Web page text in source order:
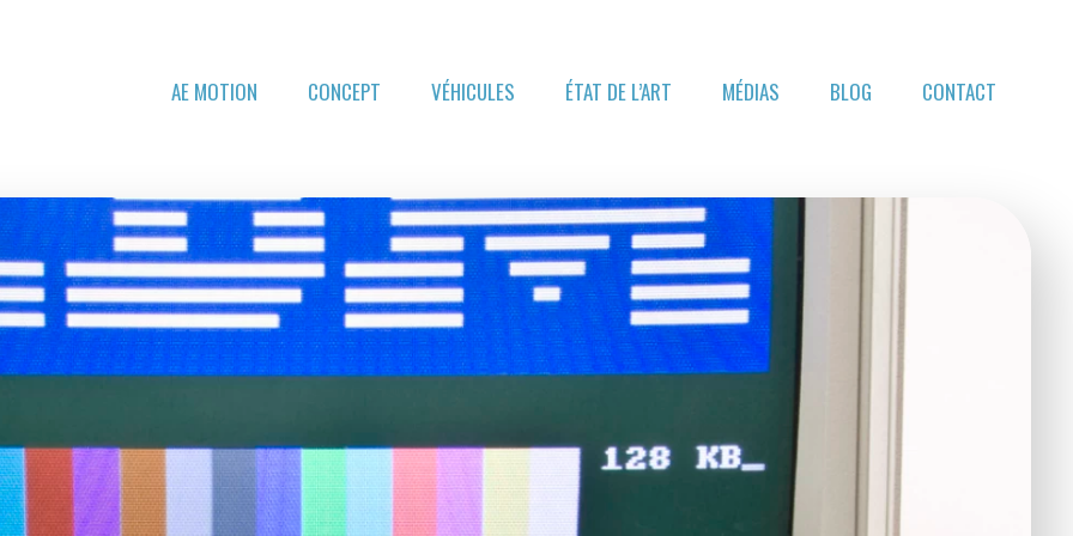
AE MOTION CONCEPT VÉHICULES ÉTAT DE L’ART MÉDIAS BLOG CONTACT